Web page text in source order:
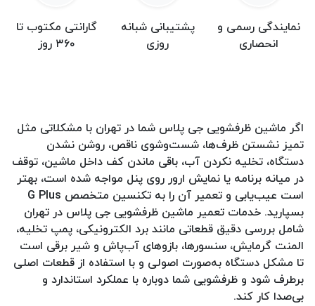
نمایندگی رسمی و
انحصاری
پشتیبانی شبانه
روزی
گارانتی مکتوب تا
۳۶۰ روز
اگر ماشین ظرفشویی جی پلاس شما در تهران با مشکلاتی مثل
تمیز نشستن ظرف‌ها، شست‌وشوی ناقص، روشن نشدن
دستگاه، تخلیه نکردن آب، باقی ماندن کف داخل ماشین، توقف
در میانه برنامه یا نمایش ارور روی پنل مواجه شده است، بهتر
است عیب‌یابی و تعمیر آن را به تکنسین متخصص G Plus
بسپارید. خدمات تعمیر ماشین ظرفشویی جی پلاس در تهران
شامل بررسی دقیق قطعاتی مانند برد الکترونیکی، پمپ تخلیه،
المنت گرمایش، سنسورها، بازوهای آب‌پاش و شیر برقی است
تا مشکل دستگاه به‌صورت اصولی و با استفاده از قطعات اصلی
برطرف شود و ظرفشویی شما دوباره با عملکرد استاندارد و
بی‌صدا کار کند.